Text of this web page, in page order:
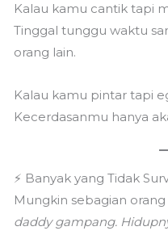
Kalau kamu cantik tapi
Tinggal tunggu waktu
orang lain.
Kalau kamu pintar tapi
Kecerdasanmu hanya
⚡ Banyak yang Tidak
Mungkin sebagian
daddy gampang.